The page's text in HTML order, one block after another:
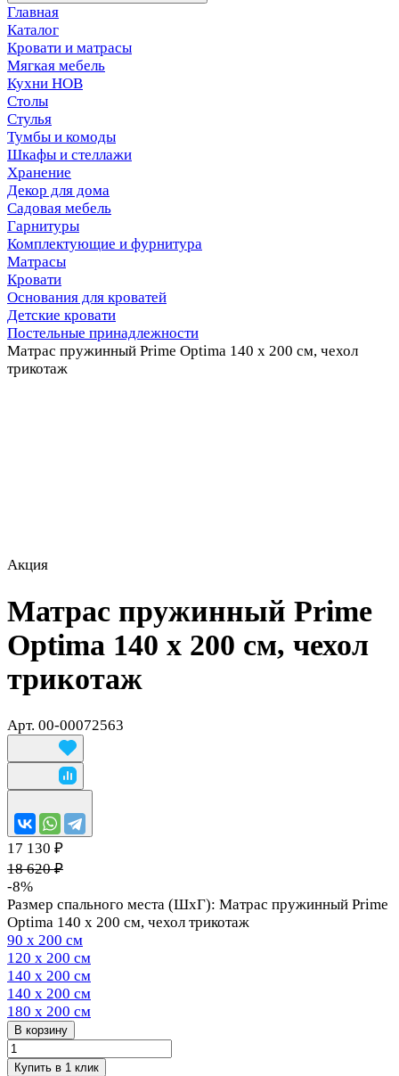
Главная
Каталог
Кровати и матрасы
Мягкая мебель
Кухни НОВ
Столы
Стулья
Тумбы и комоды
Шкафы и стеллажи
Хранение
Декор для дома
Садовая мебель
Гарнитуры
Комплектующие и фурнитура
Матрасы
Кровати
Основания для кроватей
Детские кровати
Постельные принадлежности
Матрас пружинный Prime Optima 140 х 200 см, чехол
трикотаж
Акция
Матрас пружинный Prime
Optima 140 х 200 см, чехол
трикотаж
Арт. 00-00072563
17 130 ₽
18 620 ₽
-8%
Размер спального места (ШхГ): Матрас пружинный Prime
Optima 140 х 200 см, чехол трикотаж
90 х 200 см
120 х 200 см
140 х 200 см
140 х 200 см
180 х 200 см
В корзину
Купить в 1 клик